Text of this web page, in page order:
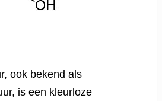
ook bekend als
is een kleurloze